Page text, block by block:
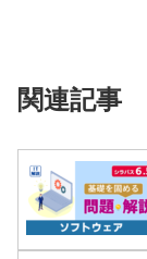
関連記事